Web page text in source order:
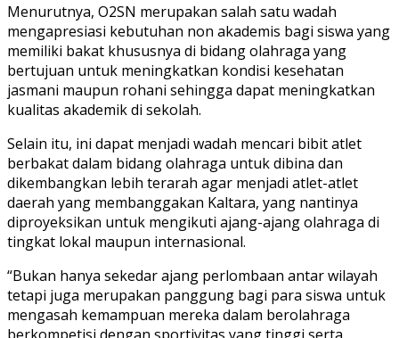
Menurutnya, O2SN merupakan salah satu wadah
mengapresiasi kebutuhan non akademis bagi siswa yang
memiliki bakat khususnya di bidang olahraga yang
bertujuan untuk meningkatkan kondisi kesehatan
jasmani maupun rohani sehingga dapat meningkatkan
kualitas akademik di sekolah.
Selain itu, ini dapat menjadi wadah mencari bibit atlet
berbakat dalam bidang olahraga untuk dibina dan
dikembangkan lebih terarah agar menjadi atlet-atlet
daerah yang membanggakan Kaltara, yang nantinya
diproyeksikan untuk mengikuti ajang-ajang olahraga di
tingkat lokal maupun internasional.
“Bukan hanya sekedar ajang perlombaan antar wilayah
tetapi juga merupakan panggung bagi para siswa untuk
mengasah kemampuan mereka dalam berolahraga